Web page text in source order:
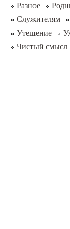
Разное
Служителям
Утешение
Чистый смысл